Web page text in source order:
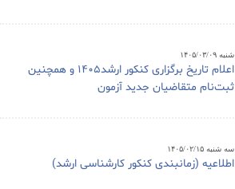
شنبه ۱۴۰۵/۰۳/۰۹
اعلام تاریخ برگزاری کنکور ارشد1405 و همچنین
ثبت‌نام متقاضیان جدید آزمون
سه شنبه ۱۴۰۵/۰۲/۱۵
اطلاعیه (زمانبندی کنکور کارشناسی ارشد)